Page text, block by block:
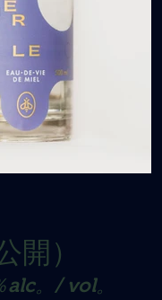
）
。/ vol。